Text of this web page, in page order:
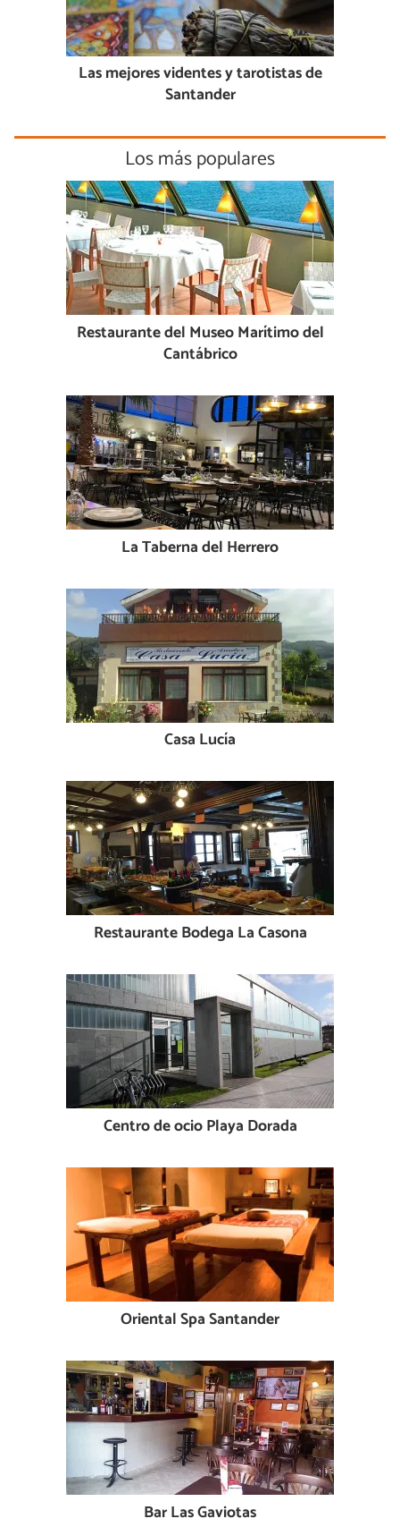
Las mejores videntes y tarotistas de
Santander
Los más populares
Restaurante del Museo Marítimo del
Cantábrico
La Taberna del Herrero
Casa Lucía
Restaurante Bodega La Casona
Centro de ocio Playa Dorada
Oriental Spa Santander
Bar Las Gaviotas